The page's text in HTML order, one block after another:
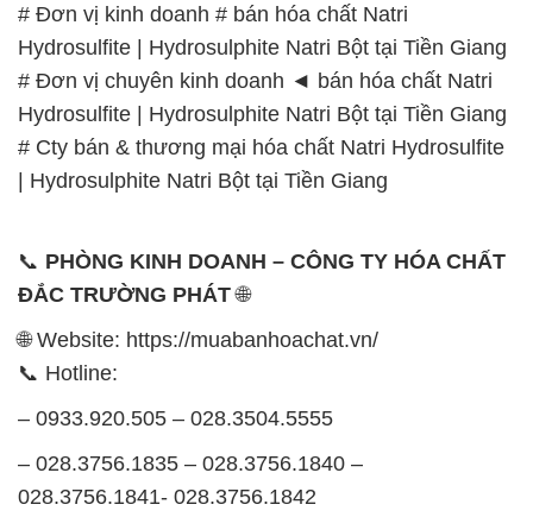
# Đơn vị kinh doanh # bán hóa chất Natri
Hydrosulfite | Hydrosulphite Natri Bột tại Tiền Giang
# Đơn vị chuyên kinh doanh ◄ bán hóa chất Natri
Hydrosulfite | Hydrosulphite Natri Bột tại Tiền Giang
# Cty bán & thương mại hóa chất Natri Hydrosulfite
| Hydrosulphite Natri Bột tại Tiền Giang
📞 PHÒNG KINH DOANH – CÔNG TY HÓA CHẤT
ĐẮC TRƯỜNG PHÁT🌐
🌐 Website: https://muabanhoachat.vn/
📞 Hotline:
– 0933.920.505 – 028.3504.5555
– 028.3756.1835 – 028.3756.1840 –
028.3756.1841- 028.3756.1842